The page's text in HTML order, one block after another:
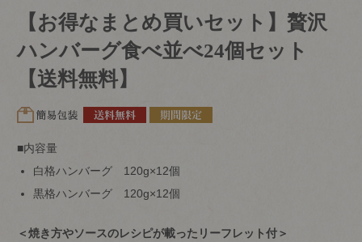
【お得なまとめ買いセット】贅沢
ハンバーグ食べ並べ24個セット
【送料無料】
■内容量
白格ハンバーグ 120g×12個
黒格ハンバーグ 120g×12個
＜焼き方やソースのレシピが載ったリーフレット付＞